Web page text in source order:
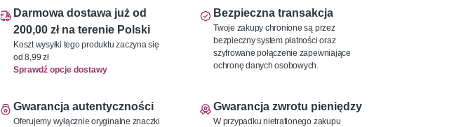
Darmowa dostawa już od
200,00 zł na terenie Polski
Koszt wysyłki tego produktu zaczyna się
od 8,99 zł
Sprawdź opcje dostawy
Bezpieczna transakcja
Twoje zakupy chronione są przez
bezpieczny system płatności oraz
szyfrowane połączenie zapewniające
ochronę danych osobowych.
Gwarancja autentyczności
Oferujemy wyłącznie oryginalne znaczki
Gwarancja zwrotu pieniędzy
W przypadku nietrafionego zakupu